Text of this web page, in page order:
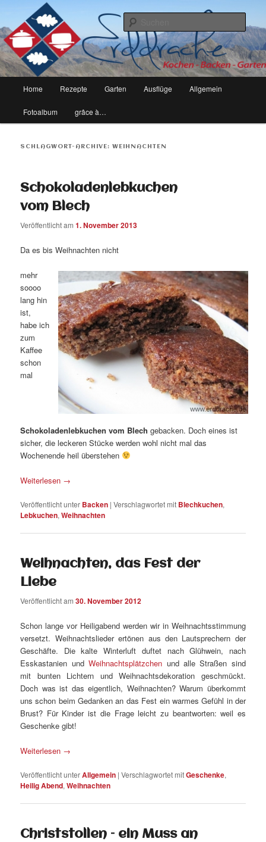
erddrache
kochen, backen, garten – leben eben
Zum
Inhalt
Zum
sekundären
Home Rezepte Garten Ausflüge Allgemein
Fotoalbum grâce à…
SCHLAGWORT-ARCHIVE:WEIHNACHTEN
Schokoladenlebkuchen
vom Blech
Veröffentlicht am1. November 2013
Da es bis Weihnachten nicht
mehr
soooo
lang hin
ist,
habe ich
zum
Kaffee
schon
mal
Schokoladenlebkuchen vom Blech gebacken. Doch eines ist
sicher, die leckeren Stücke werden wohl nicht mal das
Wochenende heil überstehen
Weiterlesen →
Veröffentlicht unter Backen |Verschlagwortet mit Blechkuchen,
Lebkuchen,Weihnachten
Weihnachten, das Fest der
Liebe
Veröffentlicht am30. November 2012
Schon lange vor Heiligabend werden wir in Weihnachtsstimmung
versetzt. Weihnachtslieder ertönen aus den Lautsprechern der
Geschäfte. Die kalte Winterluft duftet nach Glühwein, nach
Esskastanien undWeihnachtsplätzchen und alle Straßen sind
mit bunten Lichtern und Weihnachtsdekoration geschmückt.
Doch was ist das eigentlich, Weihnachten? Warum überkommt
uns schon beim Gedanken an das Fest ein warmes Gefühl in der
Brust? Für Kinder ist die Frage leicht zu beantworten: weil es
Geschenke gibt!
Weiterlesen →
Veröffentlicht unterAllgemein |Verschlagwortet mitGeschenke,
Heilig Abend,Weihnachten
Christstollen – ein Muss an